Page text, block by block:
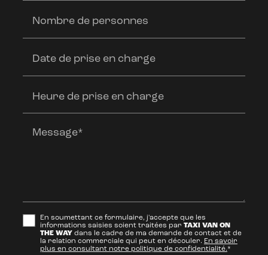
Nombre de personnes
Date de prise en charge
Heure de prise en charge
Message*
En soumettant ce formulaire, j'accepte que les
informations saisies soient traitées par TAXI VAN ON
THE WAY dans le cadre de ma demande de contact et de
la relation commerciale qui peut en découler. En savoir
plus en consultant notre politique de confidentialité.*